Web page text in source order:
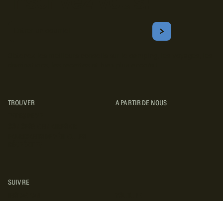
S'ABONNER
SUIVRE
TROUVER
A PARTIR DE NOUS